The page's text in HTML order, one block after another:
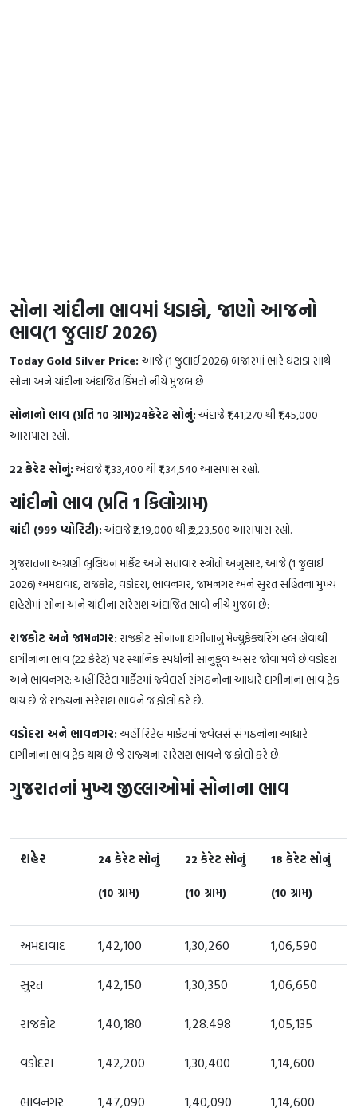
સોના ચાંદીના ભાવમાં ધડાકો, જાણો આજનો
ભાવ(1 જુલાઇ 2026)
Today Gold Silver Price: આજે (1 જુલાઈ 2026) બજારમાં ભારે ઘટાડા સાથે
સોના અને ચાંદીના અંદાજિત કિંમતો નીચે મુજબ છે
સોનાનો ભાવ (પ્રતિ 10 ગ્રામ)24કેરેટ સોનું:અંદાજે ₹1,41,270 થી ₹1,45,000
આસપાસ રહ્યો.
22 કેરેટ સોનું:અંદાજે ₹1,33,400 થી ₹1,34,540 આસપાસ રહ્યો.
ચાંદીનો ભાવ (પ્રતિ 1 કિલોગ્રામ)
ચાંદી (999 પ્યોરિટી):અંદાજે ₹2,19,000 થી ₹,2,23,500 આસપાસ રહ્યો.
ગુજરાતના અગ્રણી બુલિયન માર્કેટ અને સત્તાવાર સ્ત્રોતો અનુસાર, આજે (1 જુલાઈ
2026) અમદાવાદ, રાજકોટ, વડોદરા, ભાવનગર, જામનગર અને સુરત સહિતના મુખ્ય
શહેરોમાં સોના અને ચાંદીના સરેરાશ અંદાજિત ભાવો નીચે મુજબ છે:
રાજકોટ અને જામનગર: રાજકોટ સોનાના દાગીનાનું મેન્યુફેક્ચરિંગ હબ હોવાથી
દાગીનાના ભાવ (22 કેરેટ) પર સ્થાનિક સ્પર્ધાની સાનુકૂળ અસર જોવા મળે છે.વડોદરા
અને ભાવનગર: અહીં રિટેલ માર્કેટમાં જ્વેલર્સ સંગઠનોના આધારે દાગીનાના ભાવ ટ્રેક
થાય છે જે રાજ્યના સરેરાશ ભાવને જ ફોલો કરે છે.
વડોદરા અને ભાવનગર:અહીં રિટેલ માર્કેટમાં જ્વેલર્સ સંગઠનોના આધારે
દાગીનાના ભાવ ટ્રેક થાય છે જે રાજ્યના સરેરાશ ભાવને જ ફોલો કરે છે.
ગુજરાતનાં મુખ્ય જીલ્લાઓમાં સોનાના ભાવ
શહેર
24 કેરેટ સોનું
(10 ગ્રામ)
22 કેરેટ સોનું
(10 ગ્રામ)
18 કેરેટ સોનું
(10 ગ્રામ)
અમદાવાદ 1,42,100 1,30,260 1,06,590
સુરત 1,42,150 1,30,350 1,06,650
રાજકોટ 1,40,180 1,28.498 1,05,135
વડોદરા 1,42,200 1,30,400 1,14,600
ભાવનગર 1,47,090 1,40,090 1,14,600